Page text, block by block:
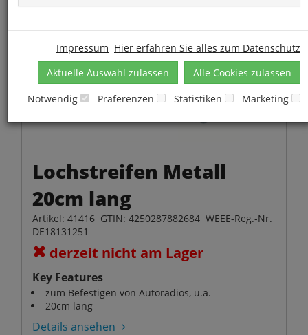
Lochstreifen Metall
20cm lang
Artikel: 41416 GTIN: 4250287882684 WEEE-Reg.-Nr.
DE18131251
derzeit nicht am Lager
Key Features
zum Befestigen von Autoradios, u.a.
20cm lang
Details ansehen
Impressum Hier erfahren Sie alles zum Datenschutz
Aktuelle Auswahl zulassen
Alle Cookies zulassen
Notwendig
Präferenzen Statistiken Marketing